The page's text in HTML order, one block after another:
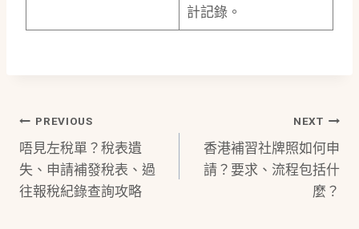
計記錄。
Post
Navigation
PREVIOUS
唔見左稅單？稅表遺
失、申請補發稅表、過
往報稅紀錄查詢攻略
NEXT
香港補習社牌照如何申
請？要求、流程包括什
麼？